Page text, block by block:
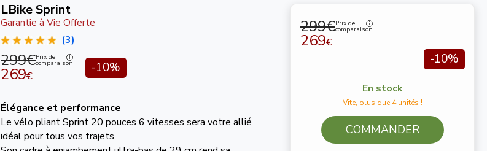
299€Prix de
comparaison
269€
-10%
En stock
Vite, plus que 4 unités !
COMMANDER
LBike Sprint
Garantie à Vie Offerte
(3)
299€Prix de
comparaison
269€ -10%
Élégance et performance
Le vélo pliant Sprint 20 pouces 6 vitesses sera votre allié
idéal pour tous vos trajets.